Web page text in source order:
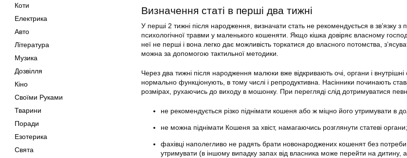
Коти
Електрика
Авто
Література
Музика
Дозвілля
Кіно
Своїми Руками
Тварини
Поради
Езотерика
Свята
Визначення статі в перші два тижні
У перші 2 тижні після народження, визначати стать не рекомендується в зв’язку
психологічної травми у маленького кошеняти. Якщо кішка довіряє власному
неї не перші і вона легко дає можливість торкатися до власного потомства,
можна за допомогою тактильної методики.
Через два тижні після народження малюки вже відкривають очі, органи і внутрішні
нормально функціонують, в тому числі і репродуктивна. Насінники починають
розмірах, рухаючись до виходу в мошонку. При перегляді слід дотримуватися
не рекомендується різко піднімати кошеня або ж міцно його утримувати в
не можна піднімати Кошеня за хвіст, намагаючись розглянути статеві органи;
фахівці наполегливо не радять брати новонароджених кошенят без потреби
утримувати (в іншому випадку запах від власника може перейти на дитину, а